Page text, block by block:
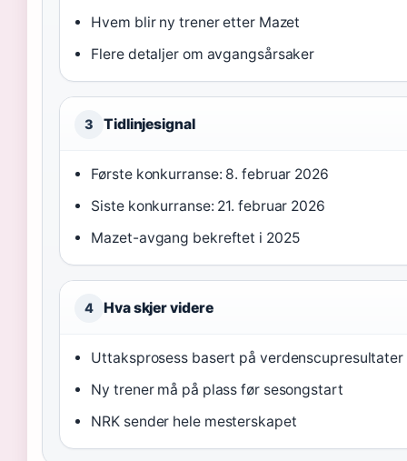
Hvem blir ny trener etter Mazet
Flere detaljer om avgangsårsaker
3 Tidlinjesignal
Første konkurranse: 8. februar 2026
Siste konkurranse: 21. februar 2026
Mazet-avgang bekreftet i 2025
4 Hva skjer videre
Uttaksprosess basert på verdenscupresultater
Ny trener må på plass før sesongstart
NRK sender hele mesterskapet